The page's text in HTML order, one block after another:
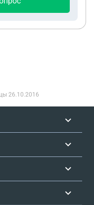
26.10.2016